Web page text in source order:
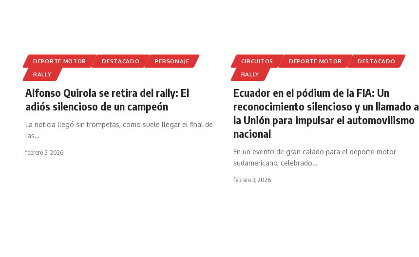
DEPORTE MOTOR DESTACADO
PERSONAJE
RALLY
Alfonso Quirola se retira del rally: El
adiós silencioso de un campeón
La noticia llegó sin trompetas, como suele llegar el final de
las…
febrero 5, 2026
CIRCUITOS DEPORTE MOTOR
DESTACADO
RALLY
Ecuador en el pódium de la FIA: Un
reconocimiento silencioso y un llamado a
la Unión para impulsar el automovilismo
nacional
En un evento de gran calado para el deporte motor
sudamericano, celebrado…
febrero 3, 2026